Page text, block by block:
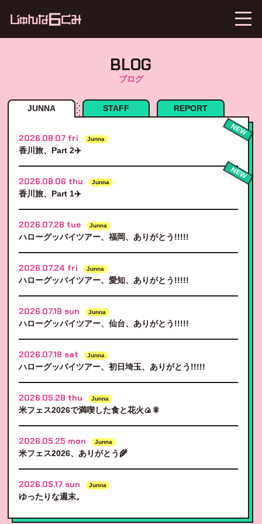
BLOG
ブログ
JUNNA STAFF REPORT
2026.08.07 fri
NEW
Junna
香川旅、Part 2✈️
2026.08.06 thu
NEW
Junna
香川旅、Part 1✈️
2026.07.28 tue Junna
ハローグッバイツアー、福岡、ありがとう!!!!!
2026.07.24 fri Junna
ハローグッバイツアー、愛知、ありがとう!!!!!
2026.07.19 sun Junna
ハローグッバイツアー、仙台、ありがとう!!!!!
2026.07.18 sat Junna
ハローグッバイツアー、初日埼玉、ありがとう!!!!!
2026.05.28 thu Junna
米フェス2026で満喫した食と花火🍙🎇
2026.05.25 mon Junna
米フェス2026、ありがとう🌾
2026.05.17 sun Junna
ゆったりな週末。